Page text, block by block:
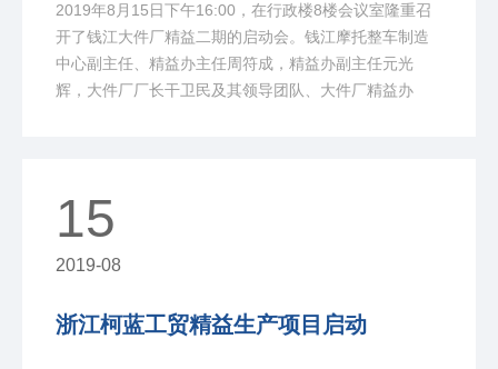
2019年8月15日下午16:00，在行政楼8楼会议室隆重召
开了钱江大件厂精益二期的启动会。钱江摩托整车制造
中心副主任、精益办主任周符成，精益办副主任元光
辉，大件厂厂长干卫民及其领导团队、大件厂精益办
15
2019-08
浙江柯蓝工贸精益生产项目启动